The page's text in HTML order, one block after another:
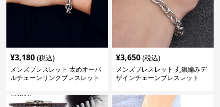
¥3,180 (税込)
メンズブレスレット 太めオーバ
ルチェーンリンクブレスレット
¥3,650 (税込)
メンズブレスレット 丸鎖編みデ
ザインチェーンブレスレット